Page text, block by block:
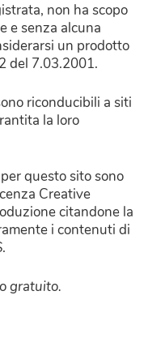
non ha scopo
e senza alcuna
un prodotto
del 7.03.2001.
riconducibili a siti
la loro
questo sito sono
Creative
citandone la
i contenuti di
gratuito.